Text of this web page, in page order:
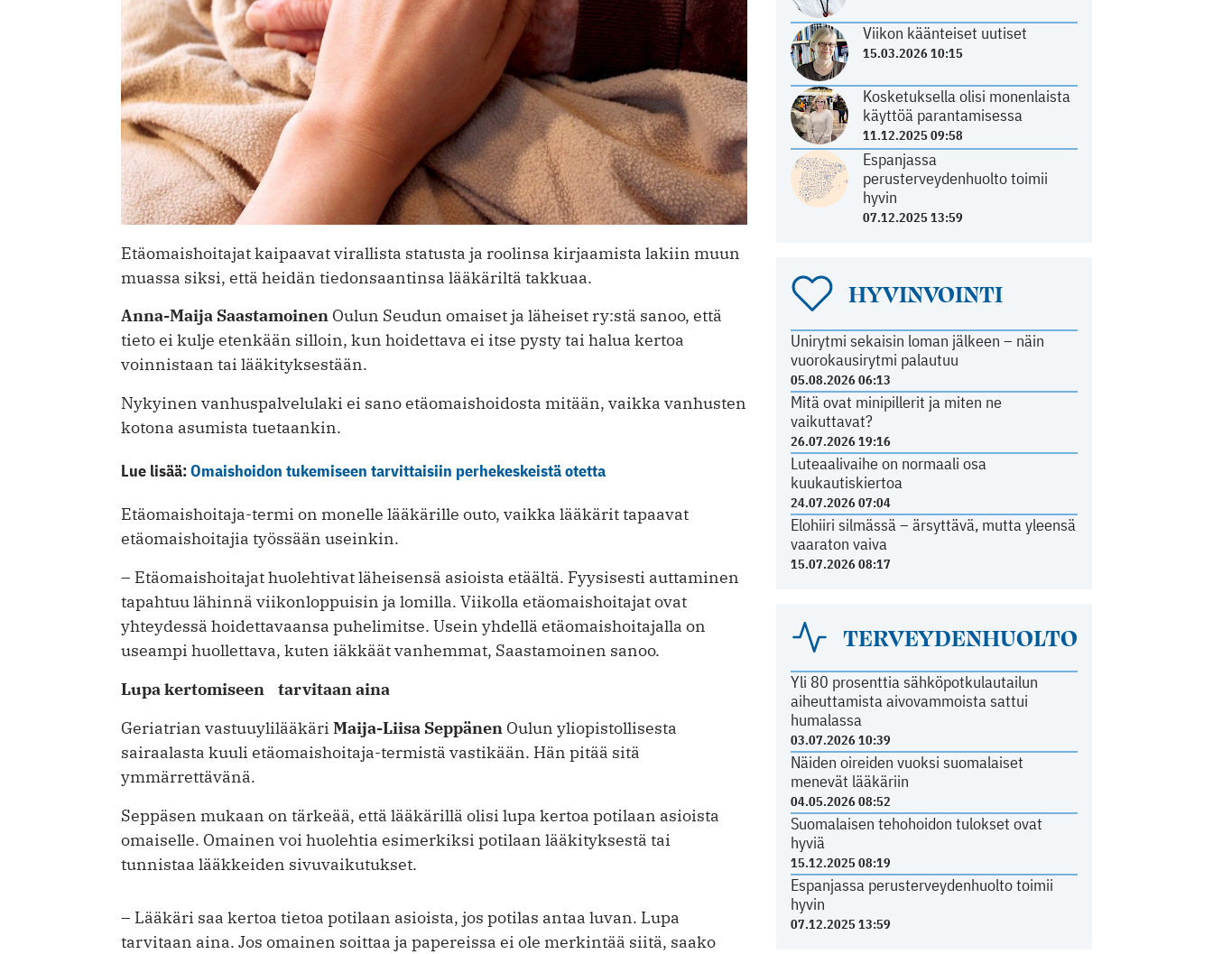
Viikon käänteiset uutiset
15.03.2026 10:15
Kosketuksella olisi monenlaista
käyttöä parantamisessa
11.12.2025 09:58
Espanjassa
perusterveydenhuolto toimii
hyvin
07.12.2025 13:59
HYVINVOINTI
Unirytmi sekaisin loman jälkeen – näin
vuorokausirytmi palautuu
05.08.2026 06:13
Mitä ovat minipillerit ja miten ne
vaikuttavat?
26.07.2026 19:16
Luteaalivaihe on normaali osa
kuukautiskiertoa
24.07.2026 07:04
Elohiiri silmässä – ärsyttävä, mutta yleensä
vaaraton vaiva
15.07.2026 08:17
TERVEYDENHUOLTO
Yli 80 prosenttia sähköpotkulautailun
aiheuttamista aivovammoista sattui
humalassa
03.07.2026 10:39
Näiden oireiden vuoksi suomalaiset
menevät lääkäriin
04.05.2026 08:52
Suomalaisen tehohoidon tulokset ovat
hyviä
15.12.2025 08:19
Espanjassa perusterveydenhuolto toimii
hyvin
07.12.2025 13:59
Etäomaishoitajat kaipaavat virallista statusta ja roolinsa kirjaamista lakiin muun
muassa siksi, että heidän tiedonsaantinsa lääkäriltä takkuaa.
Anna-Maija Saastamoinen Oulun Seudun omaiset ja läheiset ry:stä sanoo, että
tieto ei kulje etenkään silloin, kun hoidettava ei itse pysty tai halua kertoa
voinnistaan tai lääkityksestään.
Nykyinen vanhuspalvelulaki ei sano etäomaishoidosta mitään, vaikka vanhusten
kotona asumista tuetaankin.
Lue lisää:Omaishoidon tukemiseen tarvittaisiin perhekeskeistä otetta
Etäomaishoitaja-termi on monelle lääkärille outo, vaikka lääkärit tapaavat
etäomaishoitajia työssään useinkin.
– Etäomaishoitajat huolehtivat läheisensä asioista etäältä. Fyysisesti auttaminen
tapahtuu lähinnä viikonloppuisin ja lomilla. Viikolla etäomaishoitajat ovat
yhteydessä hoidettavaansa puhelimitse. Usein yhdellä etäomaishoitajalla on
useampi huollettava, kuten iäkkäät vanhemmat, Saastamoinen sanoo.
Lupa kertomiseen tarvitaan aina
Geriatrian vastuuylilääkäri Maija-Liisa Seppänen Oulun yliopistollisesta
sairaalasta kuuli etäomaishoitaja-termistä vastikään. Hän pitää sitä
ymmärrettävänä.
Seppäsen mukaan on tärkeää, että lääkärillä olisi lupa kertoa potilaan asioista
omaiselle. Omainen voi huolehtia esimerkiksi potilaan lääkityksestä tai
tunnistaa lääkkeiden sivuvaikutukset.
– Lääkäri saa kertoa tietoa potilaan asioista, jos potilas antaa luvan. Lupa
tarvitaan aina. Jos omainen soittaa ja papereissa ei ole merkintää siitä, saako